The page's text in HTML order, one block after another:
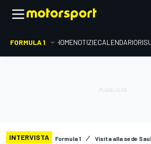
FORMULA 1 HOMENOTIZIECALENDARIO
INTERVISTA Formula 1 Visita alla sede